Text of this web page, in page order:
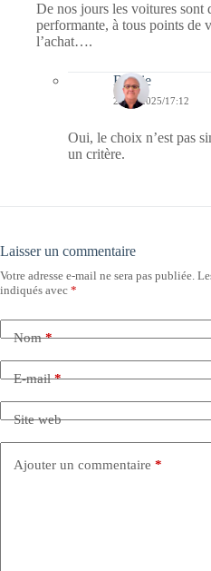
De nos jours les voitures sont
performante, à tous points de
l’achat….
Bernie
26/05/2025/17:12
Oui, le choix n’est pas
un critère.
Laisser un commentaire
Votre adresse e-mail ne sera pas publiée.
indiqués avec *
Nom*
E-mail*
Site web
Ajouter un commentaire *